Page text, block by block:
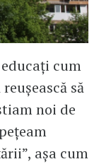
cum
să
noi de
așa cum